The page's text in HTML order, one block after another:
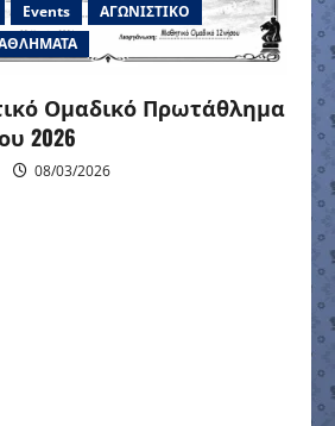
Events
ΑΓΩΝΙΣΤΙΚΟ
Ομαδικό Πρωτάθλημα
2026
08/03/2026